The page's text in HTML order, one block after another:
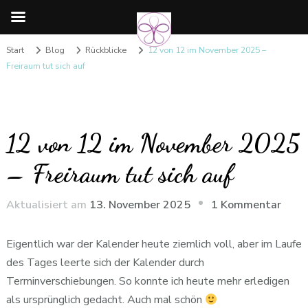
Start Blog Rückblicke
12 von 12 im November 2025 –
Freiraum tut sich auf
12 von 12 im November 2025
– Freiraum tut sich auf
Aktualisiert am 13. November 2025 1 Kommentarzu
von
im
Eigentlich war der Kalender heute ziemlich voll, aber im Laufe
des Tages leerte sich der Kalender durch
Terminverschiebungen. So konnte ich heute mehr erledigen
als ursprünglich gedacht. Auch mal schön